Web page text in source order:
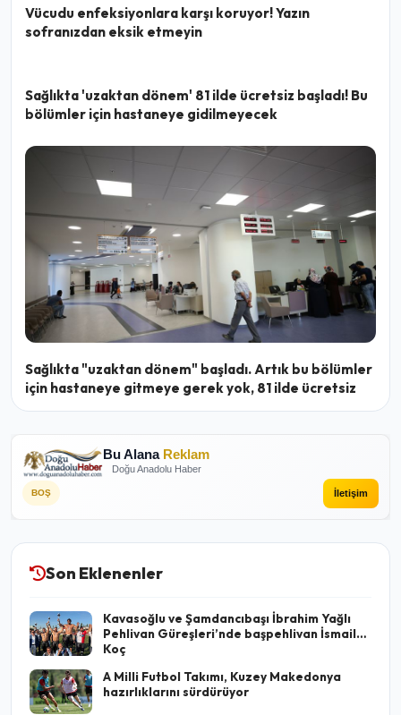
Vücudu enfeksiyonlara karşı koruyor! Yazın
sofranızdan eksik etmeyin
Sağlıkta 'uzaktan dönem' 81 ilde ücretsiz başladı! Bu
bölümler için hastaneye gidilmeyecek
Sağlıkta "uzaktan dönem" başladı. Artık bu bölümler
için hastaneye gitmeye gerek yok, 81 ilde ücretsiz
Bu Alana Reklam
Doğu Anadolu Haber
BOŞ İletişim
Son Eklenenler
Kavasoğlu ve Şamdancıbaşı İbrahim Yağlı
Pehlivan Güreşleri’nde başpehlivan İsmail
Koç
A Milli Futbol Takımı, Kuzey Makedonya
hazırlıklarını sürdürüyor